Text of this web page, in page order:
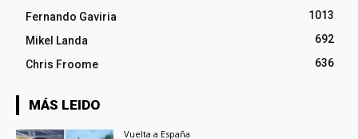
Fernando Gaviria
1013
Mikel Landa
692
Chris Froome
636
MÁS LEIDO
Vuelta a España